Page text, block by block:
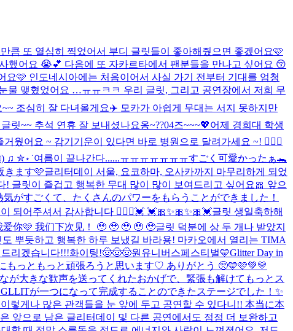
큼 또 열심히 찍었어서 부디 글릿들이 좋아해줬으면 좋겠어요🩷
했어요 😭💕 다음에 또 자카르타에서 팬분들을 만나고 싶어요 😚
🩷 인도네시아에는 처음이어서 사실 가기 전부터 기대를 엄청
물 맺혔었어요 …ㅠㅠㅋㅋ 우리 글릿, 그리고 공연장에서 저희 무
조심히 잘 다녀올게요✈️ 모카가 아쉽게 무대는 서지 못하지만
글릿~~ 추석 연휴 잘 보내셨나요옹~??04즈~~~💖어제 경희대 학생
웠어요 ~ 감기기운이 있다면 바로 병원으로 달려가세요 ~! 🏃🏻‍♀️
♫ ✮⋆˙여름이 끝나간다......ㅠㅠㅠㅠㅠㅠㅠすごく可愛かったぁ🐊
きます🩷글리터데이 서울, 요코하마, 오사카까지 마무리하게 되었
글릿이 즐겁고 행복한 무대 많이 많이 보여드리고 싶어요🎀​ 앞으
がすごくて、たくさんのパワーをもらうことができました！
되어주셔서 감사합니다 🙇🏻‍♀️💓 💓🎀✨🎀✨🎀💓글릿 생일축하해
你🩷 我们下次见！ 🥹 🥹 🥹 🥹 🥹글릿 덕분에 상 두 개나 받았지
뿌듯하고 행복한 하루 보냈길 바라용! 마카오에서 열리는 TIMA
리겠습니다!!!화이팅!🤠🤠🤠원유니버스페스티벌🩵Glitter Day in
もっともっと頑張ろうと思います♡ ありがとう 🥺🩵🩷💚💛
大きな歓声を送ってくれたおかげで、緊張も解けてもっとス
が一つになって完成することのできたステージでした！✨
렇게나 많은 관객들을 눈 앞에 두고 공연할 수 있다니!! 本当に本
앞으로 남은 글리터데이 및 다른 공연에서도 점점 더 보완하고